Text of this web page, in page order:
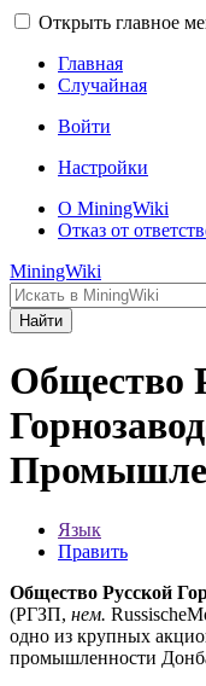
Открыть главное
Главная
Случайная
Войти
Настройки
О MiningWiki
Отказ от
MiningWiki
Найти
Общество
Язык
Править
Общество Русской
(РГЗП, нем.
одно из крупных
промышленности